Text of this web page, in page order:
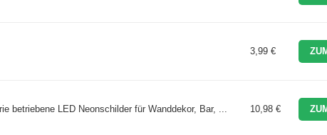
3,99 €
betriebene LED Neonschilder für Wanddekor, Bar, ... 10,98 €